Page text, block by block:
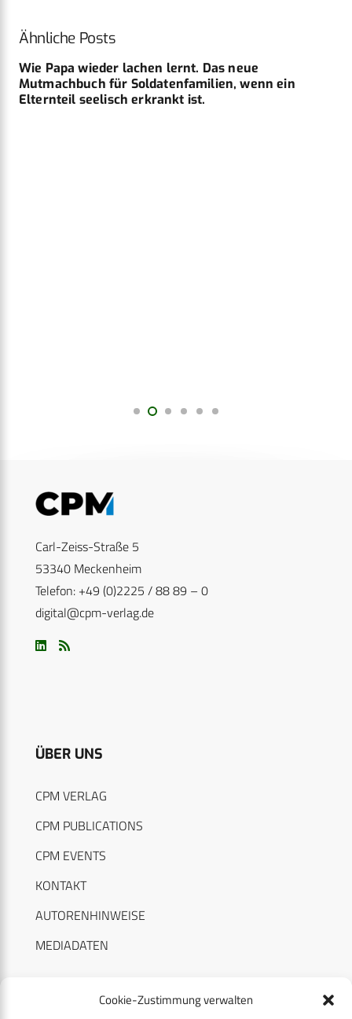
Cookie-Zustimmung verwalten
Ähnliche Posts
Wie Papa wieder lachen lernt. Das neue
Mutmachbuch für Soldatenfamilien, wenn ein
Elternteil seelisch erkrankt ist.
Carl-Zeiss-Straße 5
53340 Meckenheim
Telefon: +49 (0)2225 / 88 89 – 0
digital@cpm-verlag.de
ÜBER UNS
CPM VERLAG
CPM PUBLICATIONS
CPM EVENTS
KONTAKT
AUTORENHINWEISE
MEDIADATEN